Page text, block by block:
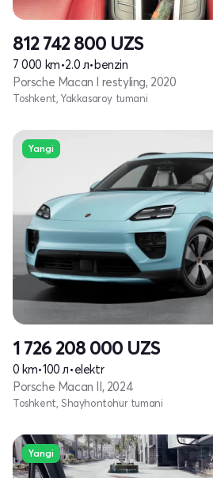
812 742 800 UZS
7 000 km•2.0 л•benzin
Porsche Macan I restyling, 2020
Toshkent, Yakkasaroy tumani
Yangi
1 726 208 000 UZS
0 km•100 л•elektr
Porsche Macan II, 2024
Toshkent, Shayhontohur tumani
Yangi